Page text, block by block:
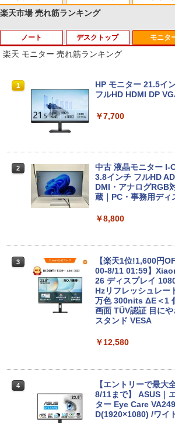
Anker Soundcore
￥5,990
Anker Soundcore P31i
Anker Soundcore
ラック
￥14,990
【2026年アップグレー
レスイヤホン
軽量 ブルートゥース
るーとゅーす コードレ
セリング 自動ペアリ
付き 防水 タッチ式音
学/WEB会議(ホワイト)
￥1,964
レスイヤホン
リング ANC 36時間再
￥2,980
BRUCE WAYNE feat.
[Explicit]
BRUCE WAYNE feat.
[Explicit]
On My Road (Stadium
￥250
On My Road
￥250
【Amazon.co.jp限定】
ET ラベルレス ×8本
by Amazon 天然水 ラ
富士山の天然水 バナジ
￥1,380
by Amazon 天然水ラベ
￥1,117
by Amazon 炭酸水 ラ
強炭酸水 ペットボトル
art Basic)
￥1,625
コカ・コーラ やかん
￥1,653
薬屋のひとりごと 17巻
ンガンコミックス)
異世界居酒屋「のぶ」
エース)
HUNTER×HUNTER モ
コミックスDIGITAL)
￥572
スーパーの裏でヤニ吸
版ビッグガンガンコミ
￥810
クスDIGITAL)
楽天市場 売れ筋ランキング
ノート
1
【★最大100%ポイン
2026】【Office
SD:128GB/256GB/
タブレットPC 中古
15Y メモリ 8GB
ン 初期設定済み
￥15,880
新品ノートパソコン
on Windows11
ー 薄型 軽量 初心者
超得2,000円OFF&P2
Microsoft office
デスクトップ
1
【マラソンセール期
古デスクトップパソ
DisplayPort DVI 省
Dell OptiPlex 3070
500 メモリ8GB/
￥43,800
Dell OptiPlex 7080
i5 メモリ16GB SSD
Type-C Windows11
NiPoGi ミニpc Intel
デル・業界超ミニ】
Windows11 Pro
モニタ
楽天 モニター 売れ筋ランキング
1
HP モニター 21.5イ
フルHD HDMI DP
￥7,700
2
中古 液晶モニター I-
3.8インチ フルHD
DMI・アナログRGB
蔵｜PC・事務用ディ
￥8,800
3
【楽天1位!1,600円
00-8/11 01:59】
26 ディスプレイ
Hzリフレッシュレー
万色 300nits ΔE＜1
画面 TÜV認証 目に
スタンド VESA
￥12,580
4
【エントリーで最大
8/11まで】 ASUS｜
ター Eye Care
D(1920×1080) /ワイ